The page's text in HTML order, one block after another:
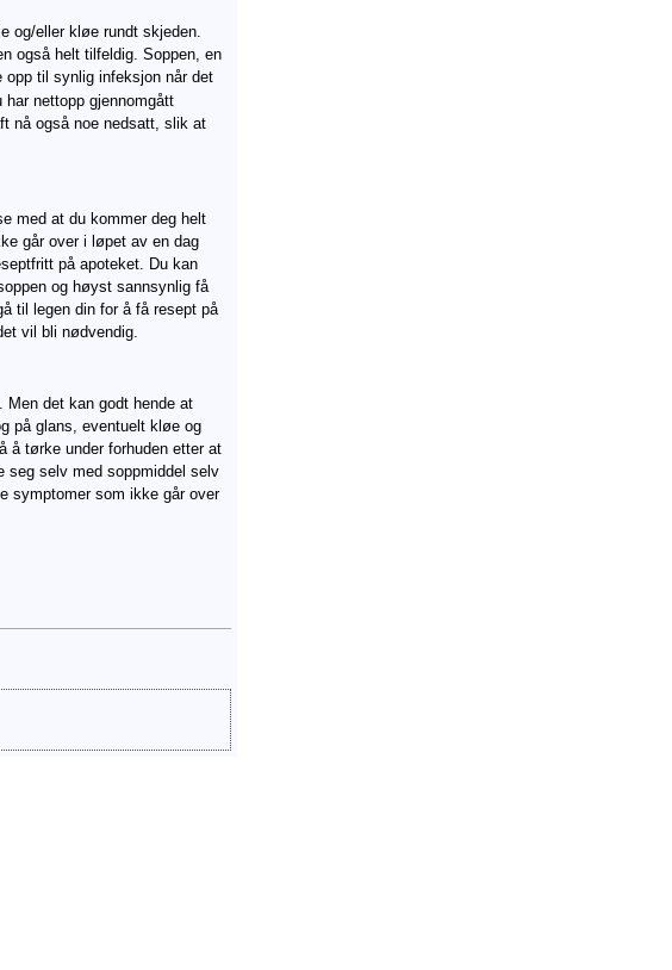
og/eller kløe rundt skjeden.
også helt tilfeldig. Soppen, en
til synlig infeksjon når det
nettopp gjennomgått
nå også noe nedsatt, slik at
med at du kommer deg helt
går over i løpet av en dag
på apoteket. Du kan
og høyst sannsynlig få
til legen din for å få resept på
vil bli nødvendig.
det kan godt hende at
på glans, eventuelt kløe og
å tørke under forhuden etter at
seg selv med soppmiddel selv
symptomer som ikke går over